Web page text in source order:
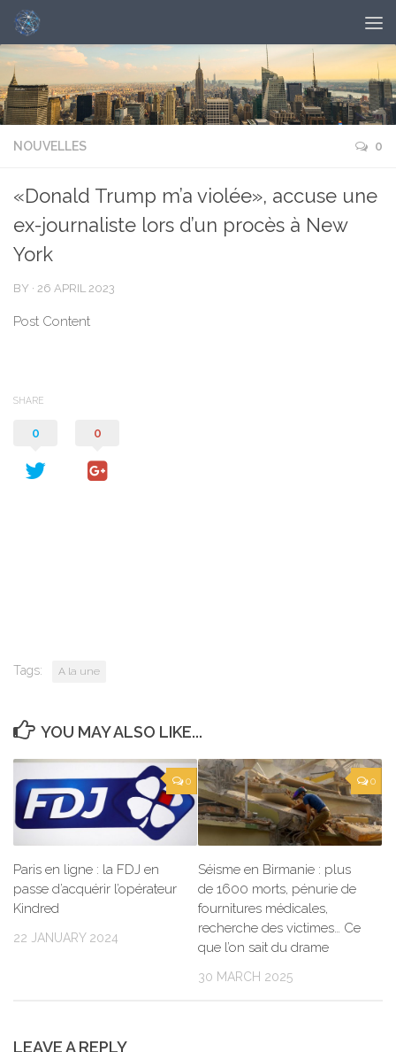
NOUVELLES 0
«Donald Trump m’a violée», accuse une
ex-journaliste lors d’un procès à New
York
BY · 26 APRIL 2023
Post Content
SHARE
0 0
Tags: A la une
YOU MAY ALSO LIKE...
0
Paris en ligne : la FDJ en
passe d’acquérir l’opérateur
Kindred
22 JANUARY 2024
0
Séisme en Birmanie : plus
de 1600 morts, pénurie de
fournitures médicales,
recherche des victimes… Ce
que l’on sait du drame
30 MARCH 2025
LEAVE A REPLY